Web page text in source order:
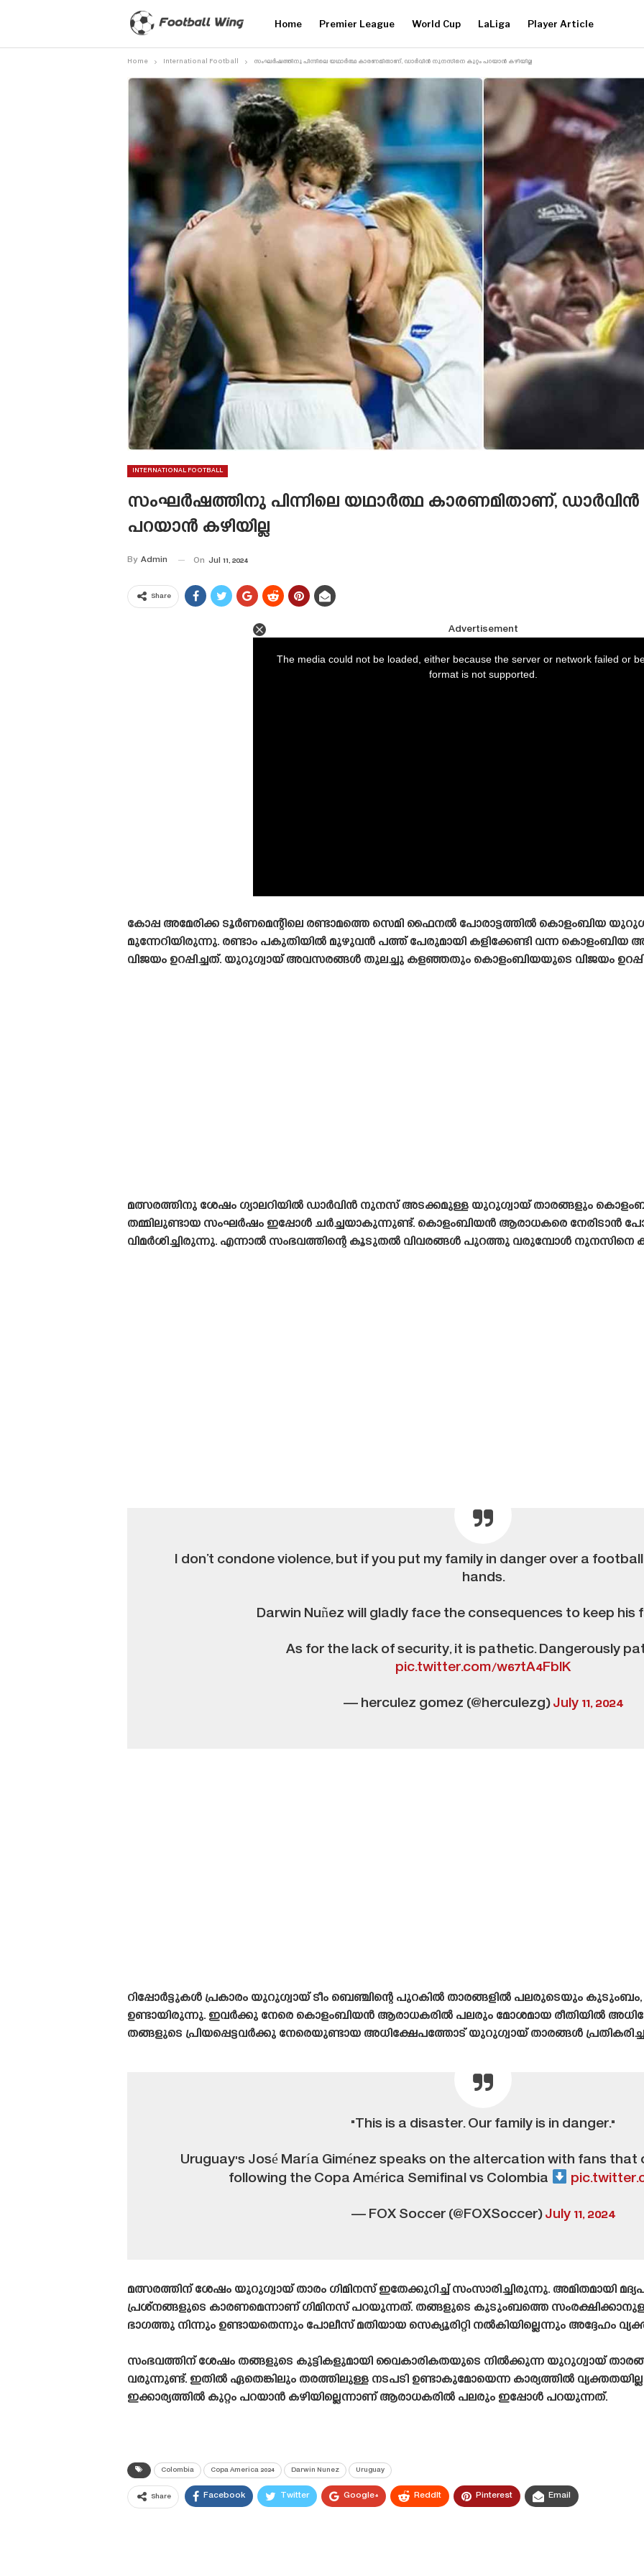
Home Premier League World Cup LaLiga Player Article
Home International Football സംഘർഷത്തിനു പിന്നിലെ യഥാർത്ഥ കാരണമിതാണ്, ഡാർവിൻ നുനസിനെ കുറ്റം പറയാൻ കഴിയില്ല
INTERNATIONAL FOOTBALL
സംഘർഷത്തിനു പിന്നിലെ യഥാർത്ഥ കാരണമിതാണ്,
പറയാൻ കഴിയില്ല
By Admin On Jul 11, 2024
Share
Advertisement
The media could not be loaded, either because the server or network failed or
format is not supported.
കോപ്പ അമേരിക്ക ടൂർണമെന്റിലെ രണ്ടാമത്തെ സെമി ഫൈനൽ പോരാട്ടത്തിൽ കൊളംബിയ
മുന്നേറിയിരുന്നു. രണ്ടാം പകുതിയിൽ മുഴുവൻ പത്ത് പേരുമായി കളിക്കേണ്ടി വന്ന
വിജയം ഉറപ്പിച്ചത്. യുറുഗ്വായ് അവസരങ്ങൾ തുലച്ചു കളഞ്ഞതും കൊളംബിയയുടെ വിജയം
മത്സരത്തിനു ശേഷം ഗ്യാലറിയിൽ ഡാർവിൻ നുനസ് അടക്കമുള്ള യുറുഗ്വായ് താരങ്ങളും
തമ്മിലുണ്ടായ സംഘർഷം ഇപ്പോൾ ചർച്ചയാകുന്നുണ്ട്. കൊളംബിയൻ ആരാധകരെ നേരിടാൻ
വിമർശിച്ചിരുന്നു. എന്നാൽ സംഭവത്തിന്റെ കൂടുതൽ വിവരങ്ങൾ പുറത്തു വരുമ്പോൾ നുനസിനെ
I don’t condone violence, but if you put my family in danger over a
hands.
Darwin Nuñez will gladly face the consequences to keep his
As for the lack of security, it is pathetic. Dangerously
pic.twitter.com/w67tA4FblK
— herculez gomez (@herculezg)July 11, 2024
റിപ്പോർട്ടുകൾ പ്രകാരം യുറുഗ്വായ് ടീം ബെഞ്ചിന്റെ പുറകിൽ താരങ്ങളിൽ പലരുടെയും കുടുംബം,
ഉണ്ടായിരുന്നു. ഇവർക്കു നേരെ കൊളംബിയൻ ആരാധകരിൽ പലരും മോശമായ രീതിയിൽ
തങ്ങളുടെ പ്രിയപ്പെട്ടവർക്കു നേരെയുണ്ടായ അധിക്ഷേപത്തോട് യുറുഗ്വായ് താരങ്ങൾ
"This is a disaster. Our family is in danger."
Uruguay's José María Giménez speaks on the altercation with fans
following the Copa América Semifinal vs Colombia
— FOX Soccer (@FOXSoccer)July 11, 2024
മത്സരത്തിന് ശേഷം യുറുഗ്വായ് താരം ഗിമിനസ് ഇതേക്കുറിച്ച് സംസാരിച്ചിരുന്നു. അമിതമായി
പ്രശ്‌നങ്ങളുടെ കാരണമെന്നാണ് ഗിമിനസ് പറയുന്നത്. തങ്ങളുടെ കുടുംബത്തെ
ഭാഗത്തു നിന്നും ഉണ്ടായതെന്നും പോലീസ് മതിയായ സെക്യൂരിറ്റി നൽകിയില്ലെന്നും അദ്ദേഹം
സംഭവത്തിന് ശേഷം തങ്ങളുടെ കുട്ടികളുമായി വൈകാരികതയുടെ നിൽക്കുന്ന യുറുഗ്വായ്
വരുന്നുണ്ട്. ഇതിൽ ഏതെങ്കിലും തരത്തിലുള്ള നടപടി ഉണ്ടാകുമോയെന്ന കാര്യത്തിൽ
ഇക്കാര്യത്തിൽ കുറ്റം പറയാൻ കഴിയില്ലെന്നാണ് ആരാധകരിൽ പലരും ഇപ്പോൾ പറയുന്നത്.
Colombia Copa America 2024 Darwin Nunez Uruguay
Share Facebook Twitter Google+ ReddIt Pinterest Email